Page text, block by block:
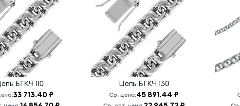
БГКЧ 110
33 713.40 ₽
Цепь БГКЧ 130
Ср. цена:45 891.44 ₽